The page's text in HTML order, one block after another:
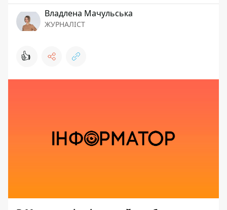
Владлена Мачульська
ЖУРНАЛІСТ
👍